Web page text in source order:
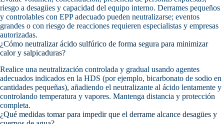
riesgo a desagües y capacidad del equipo interno. Derrames pequeños
y controlables con EPP adecuado pueden neutralizarse; eventos
grandes o con riesgo de reacciones requieren especialistas y empresas
autorizadas.
¿Cómo neutralizar ácido sulfúrico de forma segura para minimizar
calor y salpicaduras?
Realice una neutralización controlada y gradual usando agentes
adecuados indicados en la HDS (por ejemplo, bicarbonato de sodio en
cantidades pequeñas), añadiendo el neutralizante al ácido lentamente y
controlando temperatura y vapores. Mantenga distancia y protección
completa.
¿Qué medidas tomar para impedir que el derrame alcance desagües y